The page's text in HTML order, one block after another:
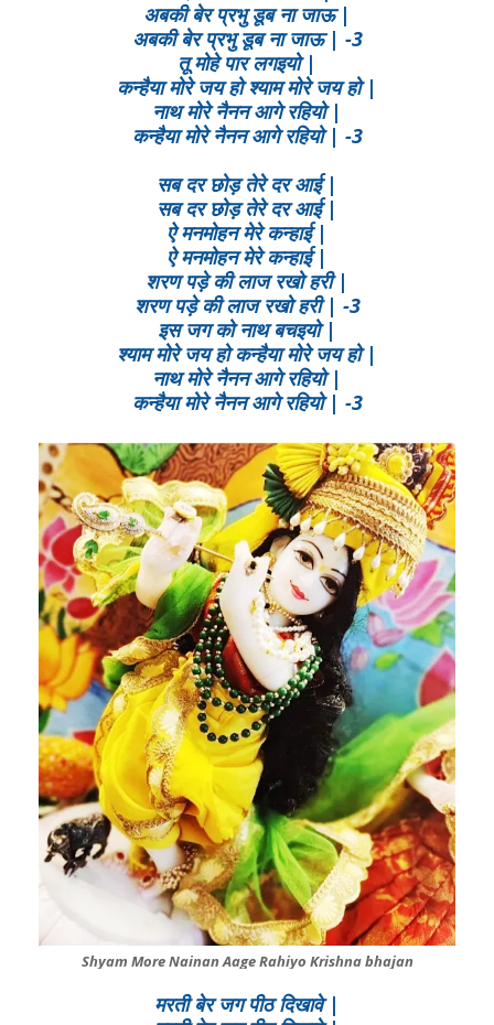
अबकी बेर प्रभु डूब ना जाऊ |
अबकी बेर प्रभु डूब ना जाऊ | -3
तू मोहे पार लगइयो |
कन्हैया मोरे जय हो श्याम मोरे जय हो |
नाथ मोरे नैनन आगे रहियो |
कन्हैया मोरे नैनन आगे रहियो | -3
सब दर छोड़ तेरे दर आई |
सब दर छोड़ तेरे दर आई |
ऐ मनमोहन मेरे कन्हाई |
ऐ मनमोहन मेरे कन्हाई |
शरण पड़े की लाज रखो हरी |
शरण पड़े की लाज रखो हरी | -3
इस जग को नाथ बचइयो |
श्याम मोरे जय हो कन्हैया मोरे जय हो |
नाथ मोरे नैनन आगे रहियो |
कन्हैया मोरे नैनन आगे रहियो | -3
Shyam More Nainan Aage Rahiyo Krishna bhajan
मरती बेर जग पीठ दिखावे |